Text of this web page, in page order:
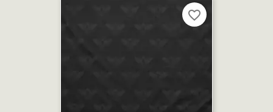
favorite_border